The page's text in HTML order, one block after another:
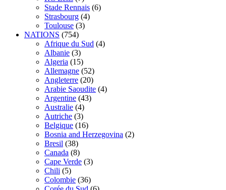
Stade Rennais (6)
Strasbourg (4)
Toulouse (3)
NATIONS (754)
Afrique du Sud (4)
Albanie (3)
Algeria (15)
Allemagne (52)
Angleterre (20)
Arabie Saoudite (4)
Argentine (43)
Australie (4)
Autriche (3)
Belgique (16)
Bosnia and Herzegovina (2)
Bresil (38)
Canada (8)
Cape Verde (3)
Chili (5)
Colombie (36)